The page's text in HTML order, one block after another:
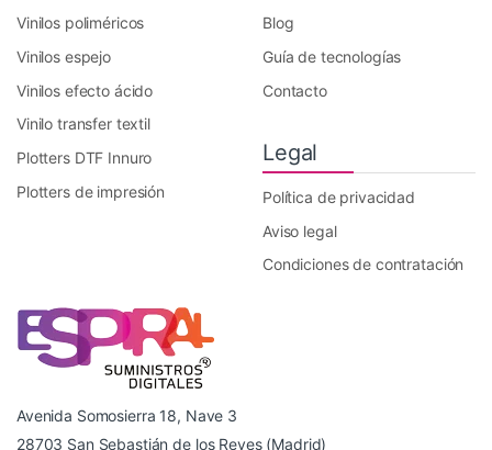
Vinilos poliméricos
Vinilos espejo
Vinilos efecto ácido
Vinilo transfer textil
Plotters DTF Innuro
Plotters de impresión
Blog
Guía de tecnologías
Contacto
Legal
Política de privacidad
Aviso legal
Condiciones de contratación
Avenida Somosierra 18, Nave 3
28703 San Sebastián de los Reyes (Madrid)